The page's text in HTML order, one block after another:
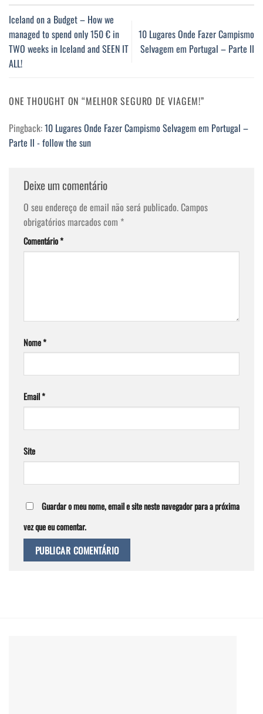
Iceland on a Budget – How we
managed to spend only 150 € in
TWO weeks in Iceland and SEEN IT
ALL!
10 Lugares Onde Fazer Campismo
Selvagem em Portugal – Parte II
ONE THOUGHT ON “MELHOR SEGURO DE VIAGEM!”
Pingback:10 Lugares Onde Fazer Campismo Selvagem em Portugal –
Parte II - follow the sun
Deixe um comentário
O seu endereço de email não será publicado.Campos
obrigatórios marcados com *
Comentário*
Nome*
Email*
Site
Guardar o meu nome, email e site neste navegador para a próxima
vez que eu comentar.